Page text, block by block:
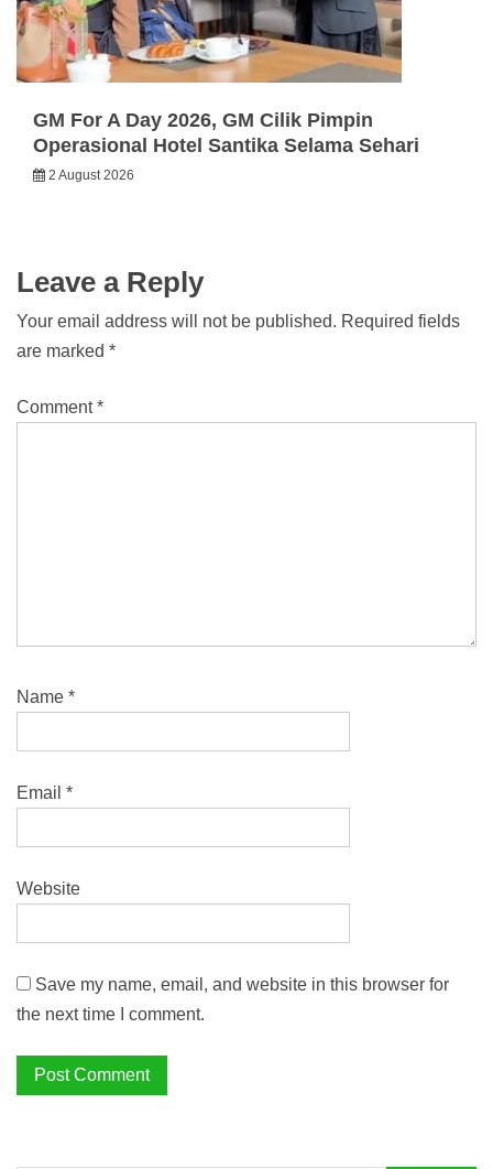
GM For A Day 2026, GM Cilik Pimpin
Operasional Hotel Santika Selama Sehari
2 August 2026
Leave a Reply
Your email address will not be published. Required fields
are marked *
Comment*
Name *
Email *
Website
Save my name, email, and website in this browser for
the next time I comment.